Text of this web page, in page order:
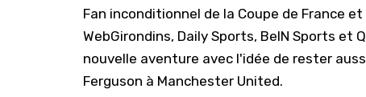
Fan inconditionnel de la Coupe de France
WebGirondins, Daily Sports, BeIN Sports et
nouvelle aventure avec l'idée de rester
Ferguson à Manchester United.